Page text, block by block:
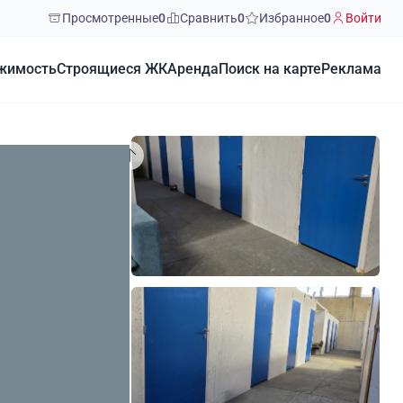
Просмотренные0 Сравнить0 Избранное0 Войти
Строящиеся ЖКАренда Поиск на карте Реклама